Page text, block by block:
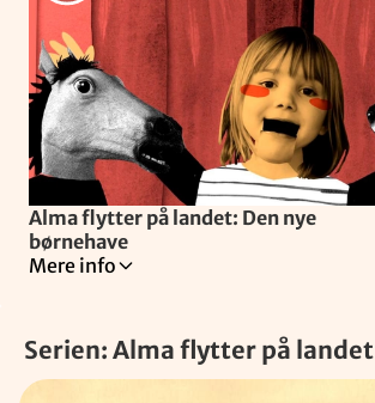
Alma flytter på landet: Den nye
børnehave
Mere info
Danmark
Børn
Serien: Alma flytter på landet
Spring bånd over